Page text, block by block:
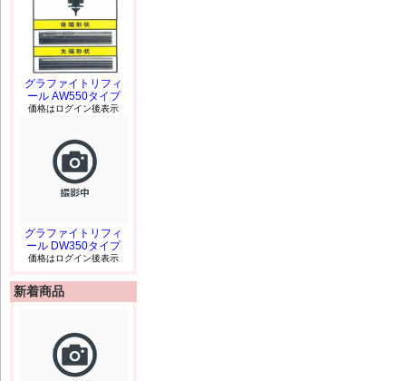
グラファイトリフィ
ール AW550タイプ
価格はログイン後表示
グラファイトリフィ
ール DW350タイプ
価格はログイン後表示
新着商品